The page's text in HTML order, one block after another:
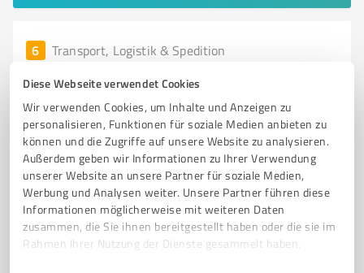
Diese Webseite verwendet Cookies
Wir verwenden Cookies, um Inhalte und Anzeigen zu
personalisieren, Funktionen für soziale Medien anbieten zu
können und die Zugriffe auf unsere Website zu analysieren.
Außerdem geben wir Informationen zu Ihrer Verwendung
unserer Website an unsere Partner für soziale Medien,
Werbung und Analysen weiter. Unsere Partner führen diese
Informationen möglicherweise mit weiteren Daten
zusammen, die Sie ihnen bereitgestellt haben oder die sie im
Rahmen Ihrer Nutzung der Dienste gesammelt haben.
6 Transport, Logistik & Spedition
Anhängervermietung in Monheim am Rhein
Anhängerverleih TransportExpert-YT – Anhänger
mieten in Monheim am Rhein
ANHÄNGERVERLEIH ANHÄNGERVERMIETUNG
TRANSPORTERVERMIETUNG OFFENE ANHÄNGER KOFFERANHÄNGER
Am Monbagsee 6, 40789 Monheim am Rhein
info@anhaenger-monheim.de anhaenger-monheim.de/